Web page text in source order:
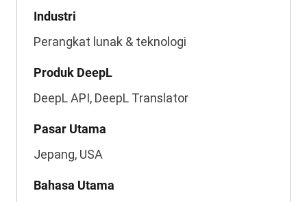
Industri
Perangkat lunak & teknologi
Produk DeepL
DeepL API, DeepL Translator
Pasar Utama
Jepang, USA
Bahasa Utama